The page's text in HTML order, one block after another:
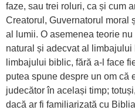
faze, sau trei roluri, ca și cum
Creatorul, Guvernatorul moral
al lumii. O asemenea teorie nu
natural și adecvat al
limbajului biblic, fără a-l face
putea spune despre un om că
judecător în același timp;
dacă ar fi familiarizată cu